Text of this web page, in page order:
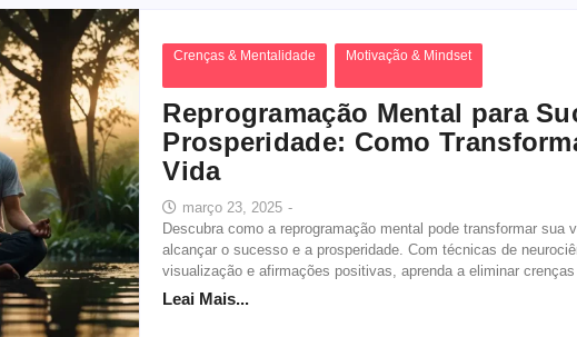
Crenças & Mentalidade Motivação & Mindset
Reprogramação Mental para
Prosperidade: Como
Vida
março 23, 2025 -
Descubra como a reprogramação mental pode transformar sua
alcançar o sucesso e a prosperidade. Com técnicas de
visualização e afirmações positivas, aprenda a eliminar crenças
Leai Mais...